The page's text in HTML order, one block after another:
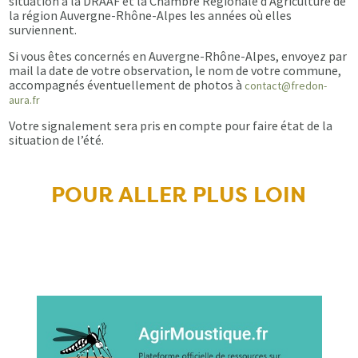
la région Auvergne-Rhône-Alpes les années où elles
surviennent.
Si vous êtes concernés en Auvergne-Rhône-Alpes, envoyez par
mail la date de votre observation, le nom de votre commune,
accompagnés éventuellement de photos àcontact@fredon-
aura.fr
Votre signalement sera pris en compte pour faire état de la
situation de l’été.
POUR ALLER PLUS LOIN